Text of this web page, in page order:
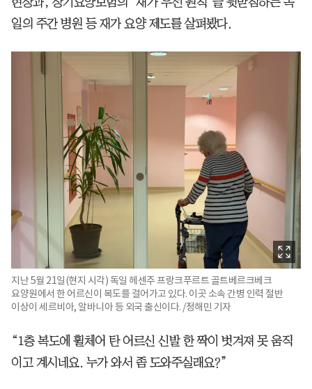
일의 주간 병원 등 재가 요양 제도를 살펴봤다.
지난 5월 21일(현지 시각) 독일 헤센주 프랑크푸르트 골트베르크베크
요양원에서 한 어르신이 복도를 걸어가고 있다. 이곳 소속 간병 인력 절반
이상이 세르비아, 알바니아 등 외국 출신이다. /정해민 기자
“1층 복도에 휠체어 탄 어르신 신발 한 짝이 벗겨져 못 움직
이고 계시네요. 누가 와서 좀 도와주실래요?”